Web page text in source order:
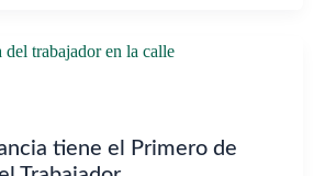
tiene el Primero de